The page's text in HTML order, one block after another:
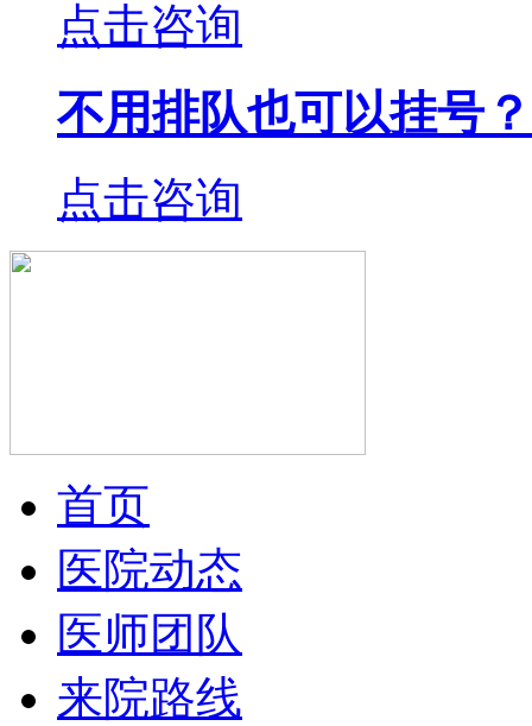
点击咨询
不用排队也可以挂号？
点击咨询
首页
医院动态
医师团队
来院路线